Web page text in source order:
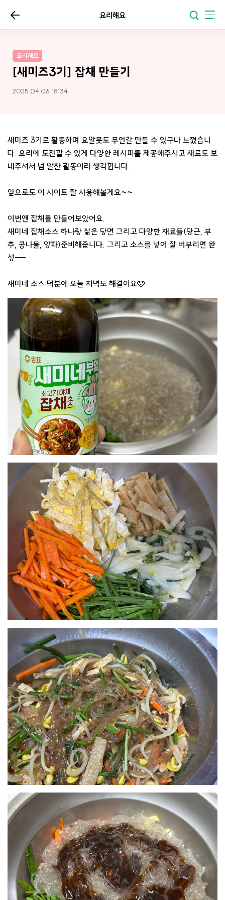
요리해요
요리해요
[새미즈3기] 잡채 만들기
2025.04.06 18:34
새미즈 3기로 활동하며 요알못도 무언갈 만들 수 있구나 느꼈습니
다. 요리에 도전할 수 있게 다양한 레시피를 제공해주시고 재료도 보
내주셔서 넘 알찬 활동이라 생각합니다.
앞으로도 이 사이트 잘 사용해볼게요~~
이번엔 잡채를 만들어보았어요.
새미네 잡채소스 하나랑 삶은 당면 그리고 다양한 재료들(당근, 부
추, 콩나물, 양파)준비해줍니다. 그리고 소스를 넣어 잘 버부리면 완
성---
새미네 소스 덕분에 오늘 저녁도 해결이요🩷